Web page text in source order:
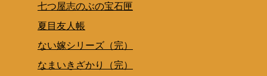
七つ屋志のぶの宝石匣
夏目友人帳
ない嫁シリーズ（完）
なまいきざかり（完）